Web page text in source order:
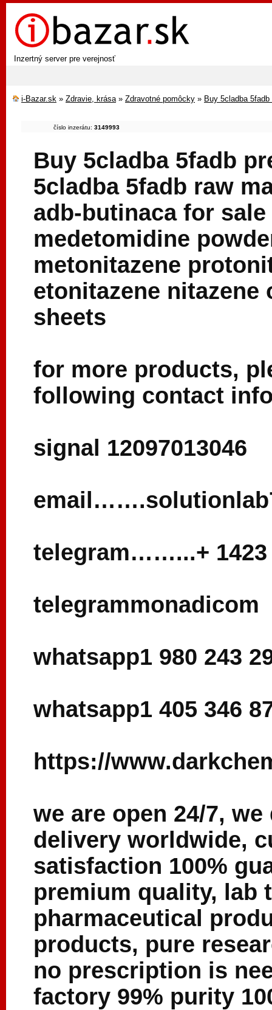
Inzertný server pre verejnosť
i-Bazar.sk » Zdravie, krása» Zdravotné pomôcky » Buy 5cladba
číslo inzerátu: 3149993
Buy 5cladba 5fadb
5cladba 5fadb raw
adb-butinaca for
medetomidine
metonitazene
etonitazene nitazene
sheets
for more products,
following contact
signal 12097013046
telegram……...+ 1423
telegrammonadicom
whatsapp1 980 243
whatsapp1 405 346
https://
we are open 24/7,
delivery worldwide,
satisfaction 100%
premium quality, lab
pharmaceutical
products, pure
no prescription is
factory 99% purity